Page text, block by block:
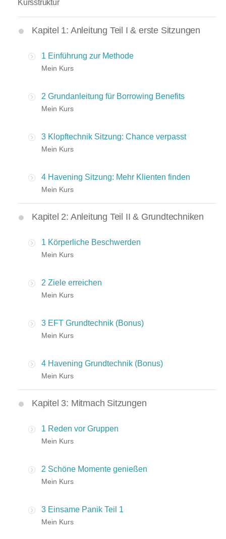
Kursstruktur
Kapitel 1: Anleitung Teil I & erste Sitzungen
1 Einführung zur Methode
Mein Kurs
2 Grundanleitung für Borrowing Benefits
Mein Kurs
3 Klopftechnik Sitzung: Chance verpasst
Mein Kurs
4 Havening Sitzung: Mehr Klienten finden
Mein Kurs
Kapitel 2: Anleitung Teil II & Grundtechniken
1 Körperliche Beschwerden
Mein Kurs
2 Ziele erreichen
Mein Kurs
3 EFT Grundtechnik (Bonus)
Mein Kurs
4 Havening Grundtechnik (Bonus)
Mein Kurs
Kapitel 3: Mitmach Sitzungen
1 Reden vor Gruppen
Mein Kurs
2 Schöne Momente genießen
Mein Kurs
3 Einsame Panik Teil 1
Mein Kurs